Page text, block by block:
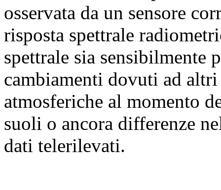
osservata da un sensore
risposta spettrale
spettrale sia sensibilmente
cambiamenti dovuti ad
atmosferiche al momento
suoli o ancora differenze
dati telerilevati.